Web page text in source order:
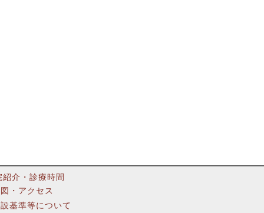
紹介・診療時間
・アクセス
基準等について